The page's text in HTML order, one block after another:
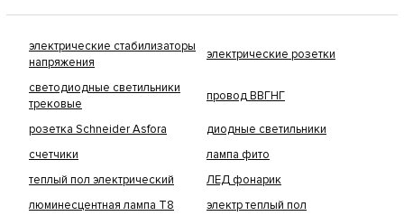
электрические стабилизаторы
напряжения
электрические розетки
светодиодные светильники
трековые
провод ВВГНГ
розетка Schneider Asfora
диодные светильники
счетчики
лампа фито
теплый пол электрический
ЛЕД фонарик
люминесцентная лампа Т8
электр теплый пол